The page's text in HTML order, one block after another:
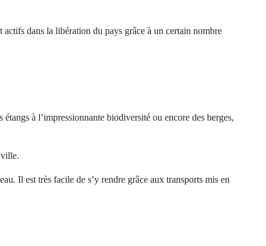
dans la libération du pays grâce à un certain nombre
à l’impressionnante biodiversité ou encore des berges,
ville.
Il est très facile de s’y rendre grâce aux transports mis en